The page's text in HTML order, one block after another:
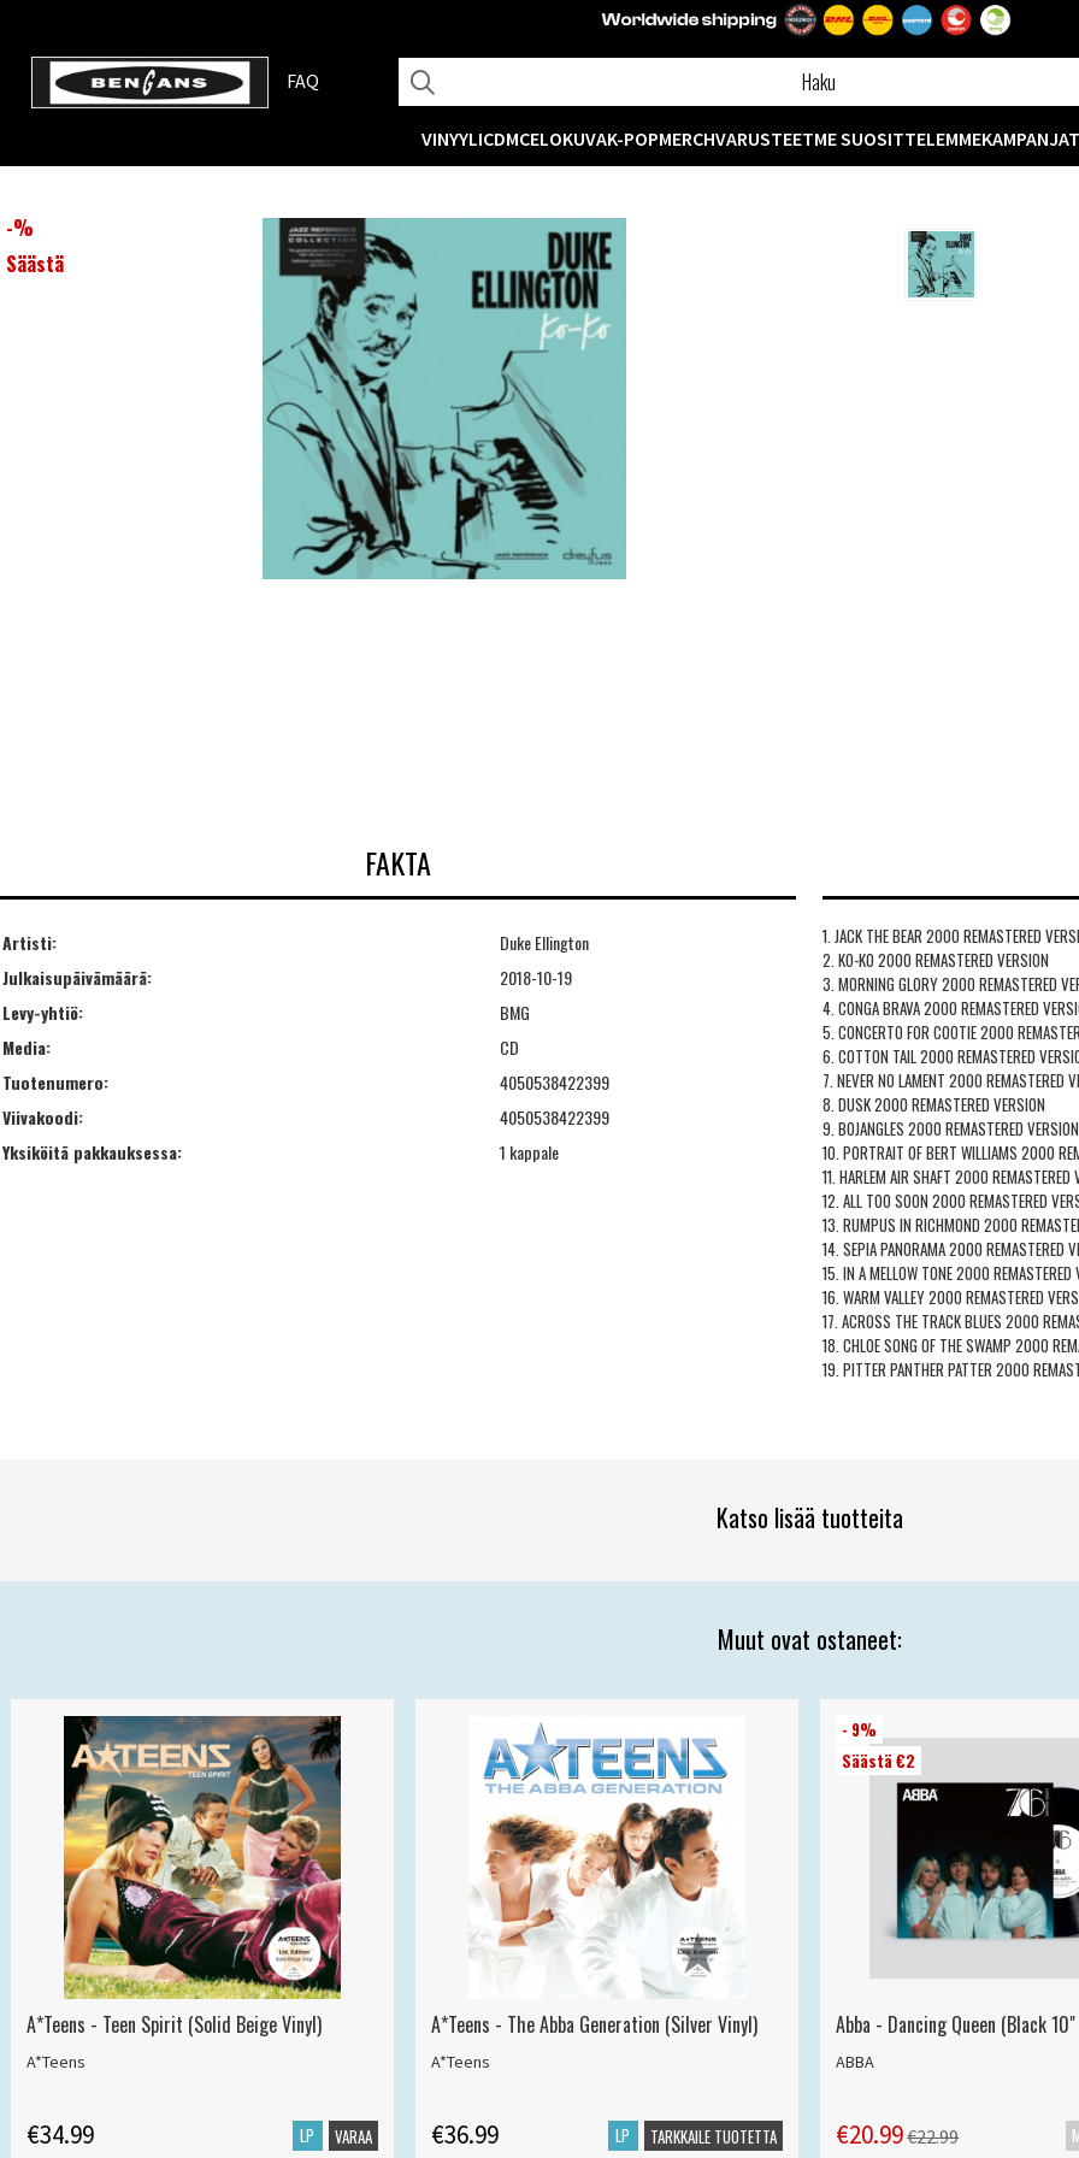
FAQ
VINYYLICDMCELOKUVAK-POPMERCHVARUSTEETME SUOSITTELEMMEKAMPANJAT
-%
Säästä
FAKTA
Artisti:
Duke Ellington
Julkaisupäivämäärä:
2018-10-19
Levy-yhtiö:
BMG
Media:
CD
Tuotenumero:
4050538422399
Viivakoodi:
4050538422399
Yksiköitä pakkauksessa:
1 kappale
1. JACK THE BEAR 2000 REMASTERED VERSI
2. KO-KO 2000 REMASTERED VERSION
3. MORNING GLORY 2000 REMASTERED
4. CONGA BRAVA 2000 REMASTERED
5. CONCERTO FOR COOTIE 2000
6. COTTON TAIL 2000 REMASTERED
7. NEVER NO LAMENT 2000 REMASTERED
8. DUSK 2000 REMASTERED VERSION
9. BOJANGLES 2000 REMASTERED VERSION
10. PORTRAIT OF BERT WILLIAMS 2000
11. HARLEM AIR SHAFT 2000 REMASTERED
12. ALL TOO SOON 2000 REMASTERED
13. RUMPUS IN RICHMOND 2000
14. SEPIA PANORAMA 2000 REMASTERED
15. IN A MELLOW TONE 2000 REMASTERED
16. WARM VALLEY 2000 REMASTERED
17. ACROSS THE TRACK BLUES 2000
18. CHLOE SONG OF THE SWAMP 2000
19. PITTER PANTHER PATTER 2000
Katso lisää tuotteita
Muut ovat ostaneet:
A*Teens - Teen Spirit (Solid Beige Vinyl)
A*Teens
€34.99 LP VARAA
A*Teens - The Abba Generation (Silver Vinyl)
A*Teens
€36.99 LP TARKKAILE TUOTETTA
- 9%
Säästä €2
Abba - Dancing Queen (Black
ABBA
€20.99€22.99